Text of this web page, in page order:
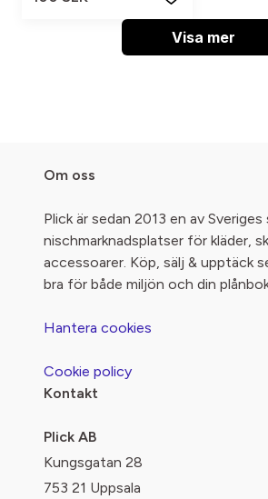
Visa mer
Om oss
Plick är sedan 2013 en av
nischmarknadsplatser för kläder,
accessoarer. Köp, sälj & upptäck
bra för både miljön och din
Hantera cookies
Cookie policy
Kontakt
Plick AB
Kungsgatan 28
753 21 Uppsala